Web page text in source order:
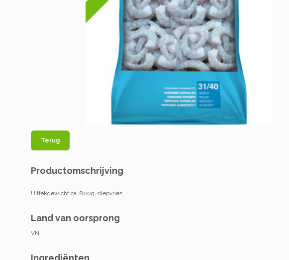
Terug
Productomschrijving
Uitlekgewicht ca. 800g, diepvries
Land van oorsprong
VN
Ingrediënten